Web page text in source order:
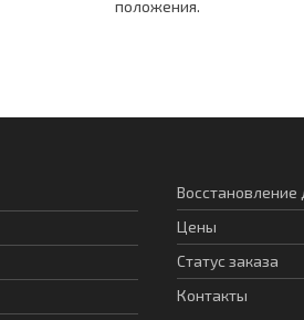
положения.
Восстановление
Цены
Статус заказа
Контакты